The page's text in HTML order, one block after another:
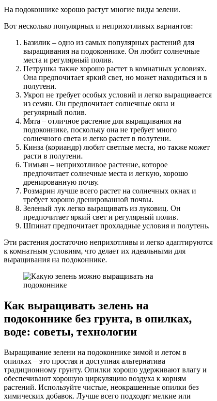
На подоконнике хорошо растут многие виды зелени.
Вот несколько популярных и неприхотливых вариантов:
Базилик – одно из самых популярных растений для
выращивания на подоконнике. Он любит солнечные
места и регулярный полив.
Петрушка также хорошо растет в комнатных условиях.
Она предпочитает яркий свет, но может находиться и в
полутени.
Укроп не требует особых условий и легко выращивается
из семян. Он предпочитает солнечные окна и
регулярный полив.
Мята – отличное растение для выращивания на
подоконнике, поскольку она не требует много
солнечного света и легко растет в полутени.
Кинза (кориандр) любит светлые места, но также может
расти в полутени.
Тимьян – неприхотливое растение, которое
предпочитает солнечные места и легкую, хорошо
дренированную почву.
Розмарин лучше всего растет на солнечных окнах и
требует хорошо дренированной почвы.
Зеленый лук легко выращивать из луковиц. Он
предпочитает яркий свет и регулярный полив.
Шпинат предпочитает прохладные условия и полутень.
Эти растения достаточно неприхотливы и легко адаптируются
к комнатным условиям, что делает их идеальными для
выращивания на подоконнике.
Как выращивать зелень на
подоконнике без грунта, в опилках,
воде: советы, технологии
Выращивание зелени на подоконнике зимой и летом в
опилках – это простая и доступная альтернатива
традиционному грунту. Опилки хорошо удерживают влагу и
обеспечивают хорошую циркуляцию воздуха к корням
растений. Используйте чистые, неокрашенные опилки без
химических добавок. Лучше всего подходят мелкие или